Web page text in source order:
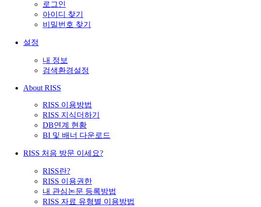
로그인
아이디 찾기
비밀번호 찾기
설정
내 정보
검색환경설정
About RISS
RISS 이용방법
RISS 지식더하기
DB연계 현황
BI 및 배너 다운로드
RISS 처음 방문 이세요?
RISS란?
RISS 이용권한
내 관심논문 등록방법
RISS 자료 유형별 이용방법